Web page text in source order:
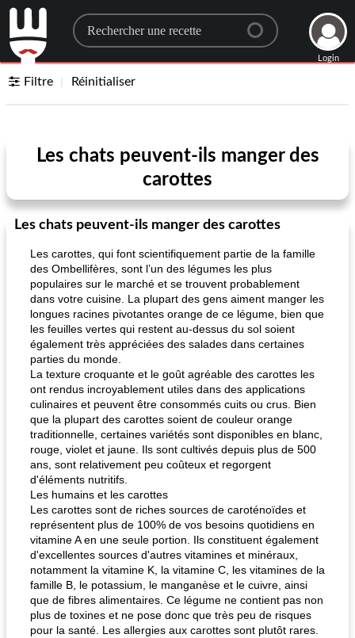
Search for a recipe
Login
Filtre Réinitialiser
Les chats peuvent-ils manger des
carottes
Les chats peuvent-ils manger des carottes
Les carottes, qui font scientifiquement partie de la famille
des Ombellifères, sont l’un des légumes les plus
populaires sur le marché et se trouvent probablement
dans votre cuisine. La plupart des gens aiment manger les
longues racines pivotantes orange de ce légume, bien que
les feuilles vertes qui restent au-dessus du sol soient
également très appréciées des salades dans certaines
parties du monde.
La texture croquante et le goût agréable des carottes les
ont rendus incroyablement utiles dans des applications
culinaires et peuvent être consommés cuits ou crus. Bien
que la plupart des carottes soient de couleur orange
traditionnelle, certaines variétés sont disponibles en blanc,
rouge, violet et jaune. Ils sont cultivés depuis plus de 500
ans, sont relativement peu coûteux et regorgent
d'éléments nutritifs.
Les humains et les carottes
Les carottes sont de riches sources de caroténoïdes et
représentent plus de 100% de vos besoins quotidiens en
vitamine A en une seule portion. Ils constituent également
d'excellentes sources d'autres vitamines et minéraux,
notamment la vitamine K, la vitamine C, les vitamines de la
famille B, le potassium, le manganèse et le cuivre, ainsi
que de fibres alimentaires. Ce légume ne contient pas non
plus de toxines et ne pose donc que très peu de risques
pour la santé. Les allergies aux carottes sont plutôt rares.